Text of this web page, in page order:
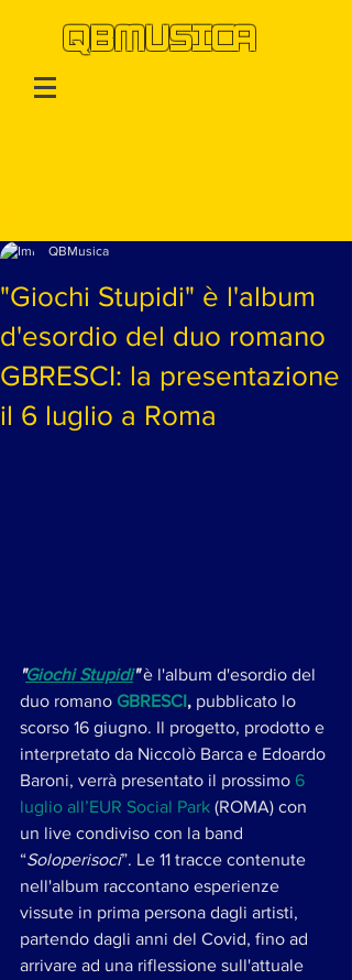
QBMUSICA
"Giochi Stupidi" è l'album
d'esordio del duo romano
GBRESCI: la presentazione
il 6 luglio a Roma
QBMusica
"Giochi Stupidi" è l'album d'esordio del
duo romano GBRESCI, pubblicato lo
scorso 16 giugno. Il progetto, prodotto e
interpretato da Niccolò Barca e Edoardo
Baroni, verrà presentato il prossimo 6
luglio all’EUR Social Park (ROMA) con
un live condiviso con la band
“Soloperisoci”. Le 11 tracce contenute
nell'album raccontano esperienze
vissute in prima persona dagli artisti,
partendo dagli anni del Covid, fino ad
arrivare ad una riflessione sull'attuale